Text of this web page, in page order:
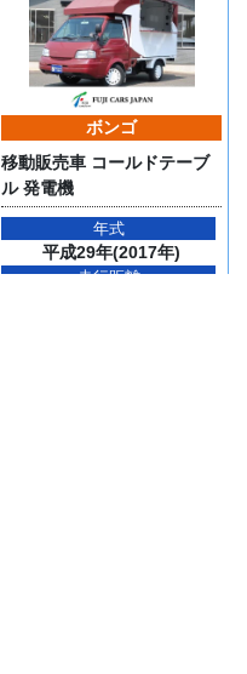
ボンゴ
移動販売車 コールドテーブ
ル 発電機
年式
平成29年(2017年)
走行距離